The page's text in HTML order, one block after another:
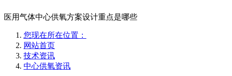
医用气体中心供氧方案设计重点是哪些
您现在所在位置：
网站首页
技术资讯
中心供氧资讯